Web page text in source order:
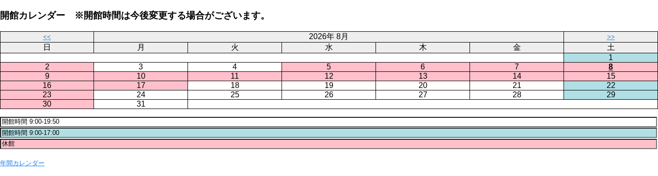
開館カレンダー ※開館時間は今後変更する場合がございます。
<< 2026年 8月 >>
日 月 火 水 木 金
土
1
2
3 4 5 6 7
8
9
10 11 12 13 14
15
16
17 18 19 20 21
22
23
24 25 26 27 28
29
30
31
年間カレンダー